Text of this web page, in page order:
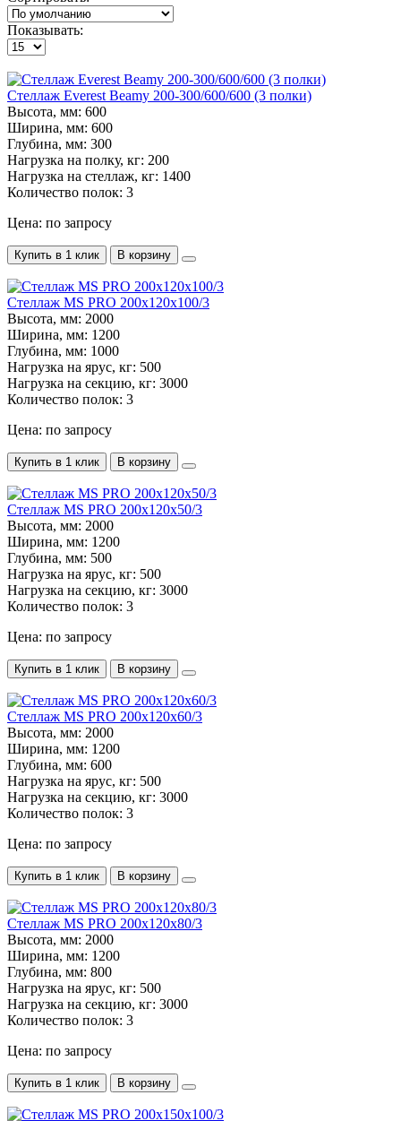
Показывать:
Стеллаж Everest Beamy 200-300/600/600 (3 полки)
Высота, мм: 600
Ширина, мм: 600
Глубина, мм: 300
Нагрузка на полку, кг: 200
Нагрузка на стеллаж, кг: 1400
Количество полок: 3
Цена: по запросу
Купить в 1 клик В корзину
Стеллаж MS PRO 200х120х100/3
Высота, мм: 2000
Ширина, мм: 1200
Глубина, мм: 1000
Нагрузка на ярус, кг: 500
Нагрузка на секцию, кг: 3000
Количество полок: 3
Цена: по запросу
Купить в 1 клик В корзину
Стеллаж MS PRO 200х120х50/3
Высота, мм: 2000
Ширина, мм: 1200
Глубина, мм: 500
Нагрузка на ярус, кг: 500
Нагрузка на секцию, кг: 3000
Количество полок: 3
Цена: по запросу
Купить в 1 клик В корзину
Стеллаж MS PRO 200х120х60/3
Высота, мм: 2000
Ширина, мм: 1200
Глубина, мм: 600
Нагрузка на ярус, кг: 500
Нагрузка на секцию, кг: 3000
Количество полок: 3
Цена: по запросу
Купить в 1 клик В корзину
Стеллаж MS PRO 200х120х80/3
Высота, мм: 2000
Ширина, мм: 1200
Глубина, мм: 800
Нагрузка на ярус, кг: 500
Нагрузка на секцию, кг: 3000
Количество полок: 3
Цена: по запросу
Купить в 1 клик В корзину